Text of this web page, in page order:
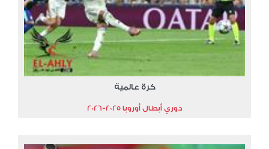
كرة عالمية
دوري أبطال أوروبا 2025-2026